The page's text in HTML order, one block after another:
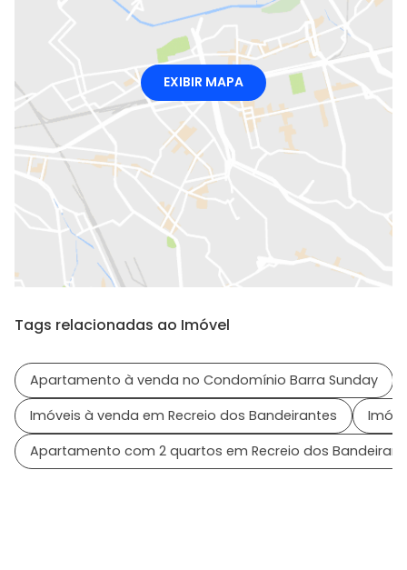
EXIBIR MAPA
Tags relacionadas ao Imóvel
Apartamento à venda no Condomínio Barra Sunday
Imóveis à venda em Recreio dos Bandeirantes
Apartamento com 2 quartos em Recreio dos